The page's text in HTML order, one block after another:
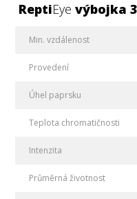
ReptiEyevýbojka
Min. vzdálenost
Provedení
Úhel paprsku
Teplota chromatičnosti
Intenzita
Průměrná životnost